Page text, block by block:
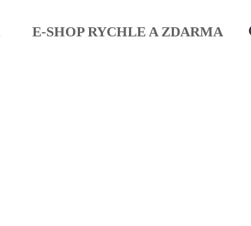
E-SHOP RYCHLE A ZDARMA